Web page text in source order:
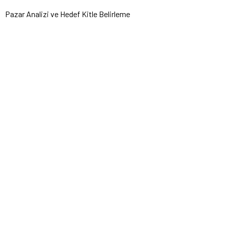
Pazar Analizi ve Hedef Kitle Belirleme